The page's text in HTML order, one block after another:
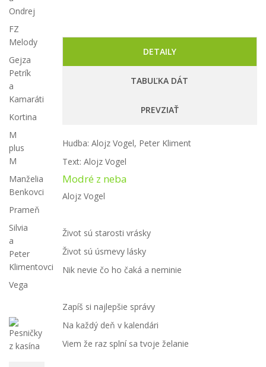
Ondrej
FZ
Melody
Gejza
Petrík
a
Kamaráti
Kortina
M
plus
M
Manželia
Benkovci
Prameň
Silvia
a
Peter
Klimentovci
Vega
DETAILY
TABUĽKA DÁT
PREVZIAŤ
Hudba: Alojz Vogel, Peter Kliment
Text: Alojz Vogel
Modré z neba
Alojz Vogel
Život sú starosti vrásky
Život sú úsmevy lásky
Nik nevie čo ho čaká a neminie
Zapíš si najlepšie správy
Na každý deň v kalendári
Viem že raz splní sa tvoje želanie